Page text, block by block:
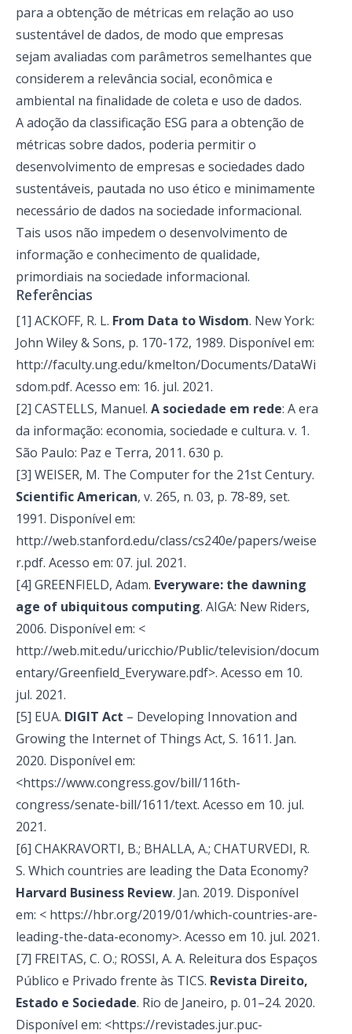
para a obtenção de métricas em relação ao uso
sustentável de dados, de modo que empresas
sejam avaliadas com parâmetros semelhantes que
considerem a relevância social, econômica e
ambiental na finalidade de coleta e uso de dados.
A adoção da classificação ESG para a obtenção de
métricas sobre dados, poderia permitir o
desenvolvimento de empresas e sociedades dado
sustentáveis, pautada no uso ético e minimamente
necessário de dados na sociedade informacional.
Tais usos não impedem o desenvolvimento de
informação e conhecimento de qualidade,
primordiais na sociedade informacional.
Referências
[1] ACKOFF, R. L. From Data to Wisdom. New York:
John Wiley & Sons, p. 170-172, 1989. Disponível em:
http://faculty.ung.edu/kmelton/Documents/DataWi
sdom.pdf. Acesso em: 16. jul. 2021.
[2] CASTELLS, Manuel. A sociedade em rede: A era
da informação: economia, sociedade e cultura. v. 1.
São Paulo: Paz e Terra, 2011. 630 p.
[3] WEISER, M. The Computer for the 21st Century.
Scientific American, v. 265, n. 03, p. 78-89, set.
1991. Disponível em:
http://web.stanford.edu/class/cs240e/papers/weise
r.pdf. Acesso em: 07. jul. 2021.
[4] GREENFIELD, Adam. Everyware: the dawning
age of ubiquitous computing. AIGA: New Riders,
2006. Disponível em: <
http://web.mit.edu/uricchio/Public/television/docum
entary/Greenfield_Everyware.pdf>. Acesso em 10.
jul. 2021.
[5] EUA. DIGIT Act – Developing Innovation and
Growing the Internet of Things Act, S. 1611. Jan.
2020. Disponível em:
<https://www.congress.gov/bill/116th-
congress/senate-bill/1611/text. Acesso em 10. jul.
2021.
[6] CHAKRAVORTI, B.; BHALLA, A.; CHATURVEDI, R.
S. Which countries are leading the Data Economy?
Harvard Business Review. Jan. 2019. Disponível
em: < https://hbr.org/2019/01/which-countries-are-
leading-the-data-economy>. Acesso em 10. jul. 2021.
[7] FREITAS, C. O.; ROSSI, A. A. Releitura dos Espaços
Público e Privado frente às TICS. Revista Direito,
Estado e Sociedade. Rio de Janeiro, p. 01–24. 2020.
Disponível em: <https://revistades.jur.puc-